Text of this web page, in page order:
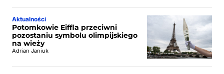
Aktualności
Potomkowie Eiffla przeciwni
pozostaniu symbolu olimpijskiego
na wieży
Adrian Janiuk